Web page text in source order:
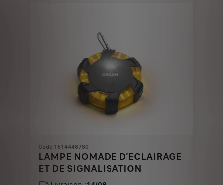
Code 1614448780
LAMPE NOMADE D’ECLAIRAGE
ET DE SIGNALISATION